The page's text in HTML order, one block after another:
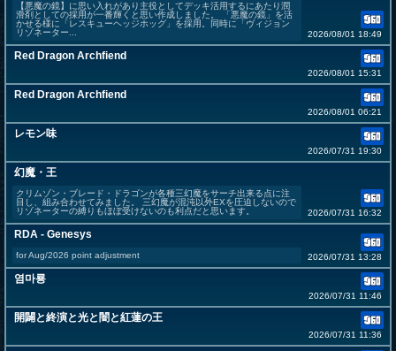
【悪魔の鏡】に思い入れがあり主役としてデッキ活用するにあたり潤
滑剤としての採用が一番輝くと思い作成しました。 「悪魔の鏡」を活
かせる様に「レスキューヘッジホッグ」を採用。同時に「ヴィジョン
リゾネーター...
2026/08/01 18:49
Red Dragon Archfiend
2026/08/01 15:31
Red Dragon Archfiend
2026/08/01 06:21
レモン味
2026/07/31 19:30
幻魔・王
クリムゾン・ブレード・ドラゴンが各種三幻魔をサーチ出来る点に注
目し、組み合わせてみました。 三幻魔が混沌以外EXを圧迫しないので
リゾネーターの縛りもほぼ受けないのも利点だと思います。
2026/07/31 16:32
RDA - Genesys
for Aug/2026 point adjustment 2026/07/31 13:28
염마룡
2026/07/31 11:46
開闢と終演と光と闇と紅蓮の王
2026/07/31 11:36